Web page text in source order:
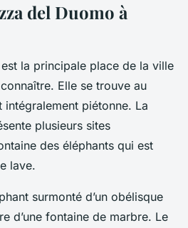
del Duomo à
la principale place de la ville
Elle se trouve au
piétonne. La
plusieurs sites
des éléphants qui est
lave.
surmonté d’un obélisque
d’une fontaine de marbre. Le